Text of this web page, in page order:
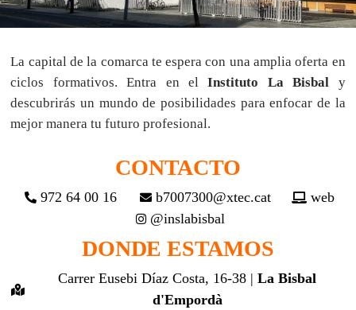
La capital de la comarca te espera con una amplia oferta en
ciclos formativos. Entra en elInstituto La Bisbal y
descubrirás un mundo de posibilidades para enfocar de la
mejor manera tu futuro profesional.
CONTACTO
972 64 00 16 b7007300@xtec.cat
web
@inslabisbal
DONDE ESTAMOS
Carrer Eusebi Díaz Costa, 16-38 |La Bisbal
d'Empordà